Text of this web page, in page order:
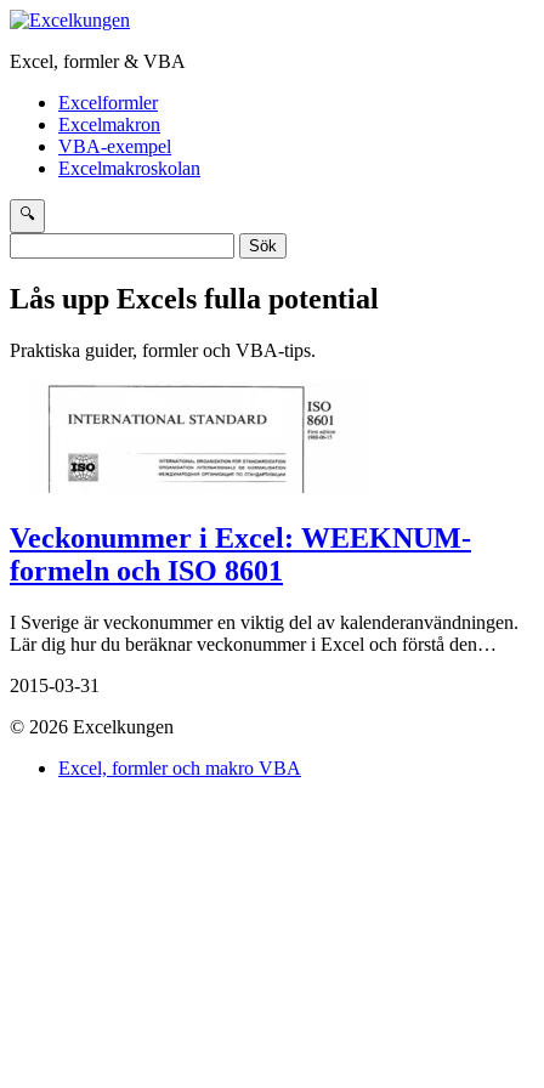
Excel, formler & VBA
Excelformler
Excelmakron
VBA-exempel
Excelmakroskolan
🔍
efter:
Lås upp Excels fulla potential
Praktiska guider, formler och VBA-tips.
Veckonummer i Excel: WEEKNUM-
formeln och ISO 8601
I Sverige är veckonummer en viktig del av kalenderanvändningen.
Lär dig hur du beräknar veckonummer i Excel och förstå den…
2015-03-31
© 2026 Excelkungen
Excel, formler och makro VBA